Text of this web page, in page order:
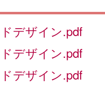
デザイン.pdf
デザイン.pdf
デザイン.pdf